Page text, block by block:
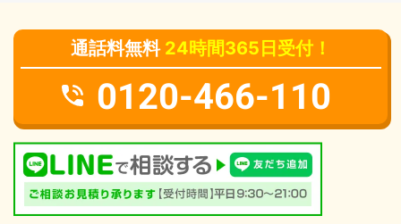
通話料無料 24時間365日受付！
0120-466-110